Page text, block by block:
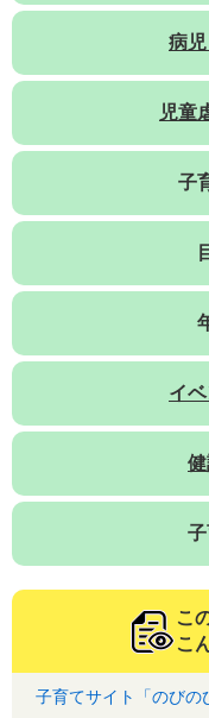
病
児童
子
イ
こ
こ
子育てサイト「のびの